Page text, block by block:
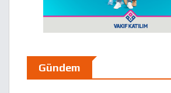
Gündem